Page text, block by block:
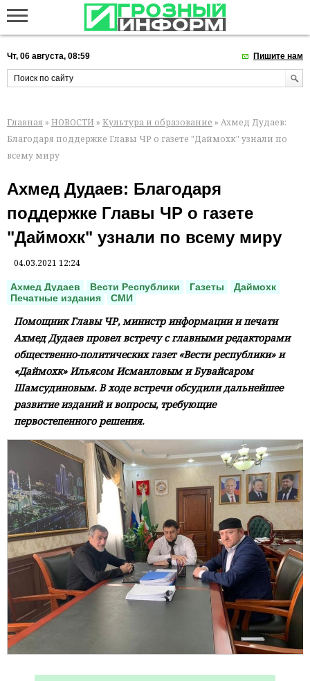
Чт, 06 августа, 08:59 Пишите нам
Главная » НОВОСТИ » Культура и образование » Ахмед Дудаев:
Благодаря поддержке Главы ЧР о газете "Даймохк" узнали по
всему миру
Ахмед Дудаев: Благодаря
поддержке Главы ЧР о газете
"Даймохк" узнали по всему миру
04.03.2021 12:24
Ахмед Дудаев Вести Республики Газеты
Даймохк
Печатные издания
СМИ
Помощник Главы ЧР, министр информации и печати
Ахмед Дудаев провел встречу с главными редакторами
общественно-политических газет «Вести республики» и
«Даймохк» Ильясом Исмаиловым и Бувайсаром
Шамсудиновым. В ходе встречи обсудили дальнейшее
развитие изданий и вопросы, требующие
первостепенного решения.